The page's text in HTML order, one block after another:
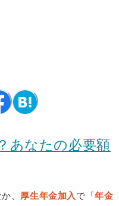
あなたの必要額
、 厚生年金加入 で「年金